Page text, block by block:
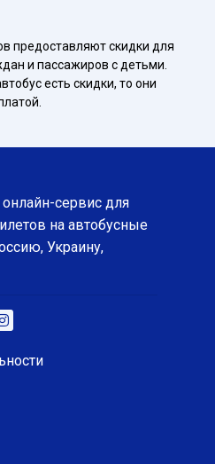
предоставляют скидки для
и пассажиров с детьми.
есть скидки, то они
сервис для
на автобусные
Украину,